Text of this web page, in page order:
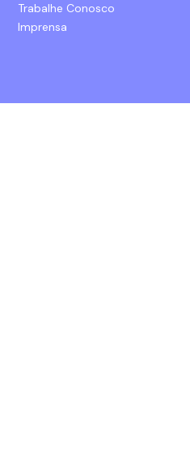
Trabalhe Conosco
Imprensa